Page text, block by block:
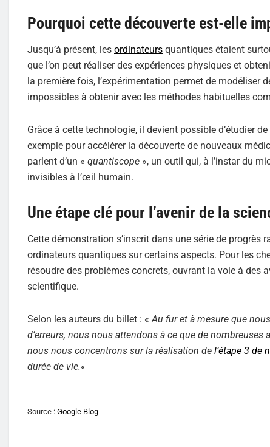
Pourquoi cette découverte est-elle
Jusqu’à présent, les ordinateurs quantiques étaient
que l’on peut réaliser des expériences physiques et
la première fois, l’expérimentation permet de modéliser
impossibles à obtenir avec les méthodes habituelles
Grâce à cette technologie, il devient possible d’étudier
exemple pour accélérer la découverte de nouveaux
parlent d’un « quantiscope », un outil qui, à l’instar du
invisibles à l’œil humain.
Une étape clé pour l’avenir de la
Cette démonstration s’inscrit dans une série de
ordinateurs quantiques sur certains aspects. Pour les
résoudre des problèmes concrets, ouvrant la voie à des
scientifique.
Selon les auteurs du billet : « Au fur et à mesure que
d’erreurs, nous nous attendons à ce que de
nous nous concentrons sur la réalisation de l’étape 3 de
durée de vie.«
Source : Google Blog